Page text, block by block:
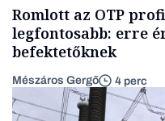
Romlott az OTP
legfontosabb: erre
befektetőknek
Mészáros Gergő 4 perc